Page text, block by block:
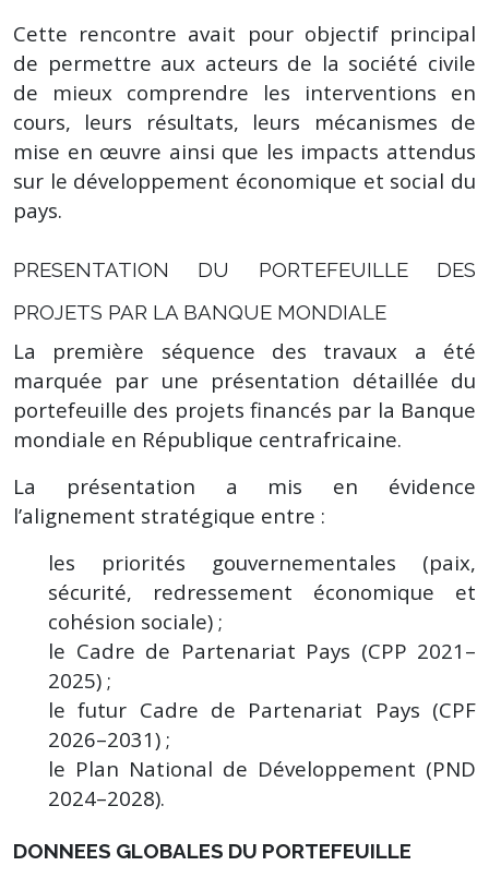
Cette rencontre avait pour objectif principal
de permettre aux acteurs de la société civile
de mieux comprendre les interventions en
cours, leurs résultats, leurs mécanismes de
mise en œuvre ainsi que les impacts attendus
sur le développement économique et social du
pays.
PRESENTATION DU PORTEFEUILLE DES
PROJETS PAR LA BANQUE MONDIALE
La première séquence des travaux a été
marquée par une présentation détaillée du
portefeuille des projets financés par la Banque
mondiale en République centrafricaine.
La présentation a mis en évidence
l’alignement stratégique entre :
les priorités gouvernementales (paix,
sécurité, redressement économique et
cohésion sociale) ;
le Cadre de Partenariat Pays (CPP 2021–
2025) ;
le futur Cadre de Partenariat Pays (CPF
2026–2031) ;
le Plan National de Développement (PND
2024–2028).
DONNEES GLOBALES DU PORTEFEUILLE